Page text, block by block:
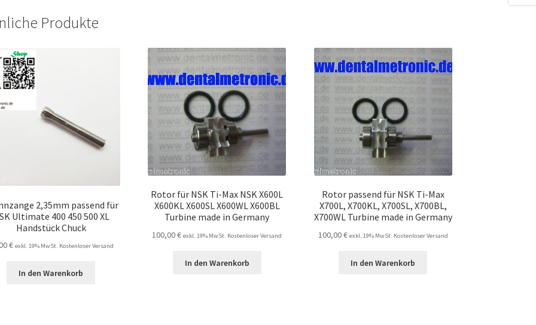
Produkte
2,35mm passend für
Ultimate 400 450 500 XL
Handstück Chuck
€ exkl. 19% MwSt. Kostenloser Versand
In den Warenkorb
Rotor für NSK Ti-Max NSK X600L
X600KL X600SL X600WL X600BL
Turbine made in Germany
100,00€ exkl. 19% MwSt. Kostenloser Versand
In den Warenkorb
Rotor passend für NSK Ti-Max
X700L, X700KL, X700SL, X700BL,
X700WL Turbine made in Germany
100,00€ exkl. 19% MwSt. Kostenloser Versand
In den Warenkorb